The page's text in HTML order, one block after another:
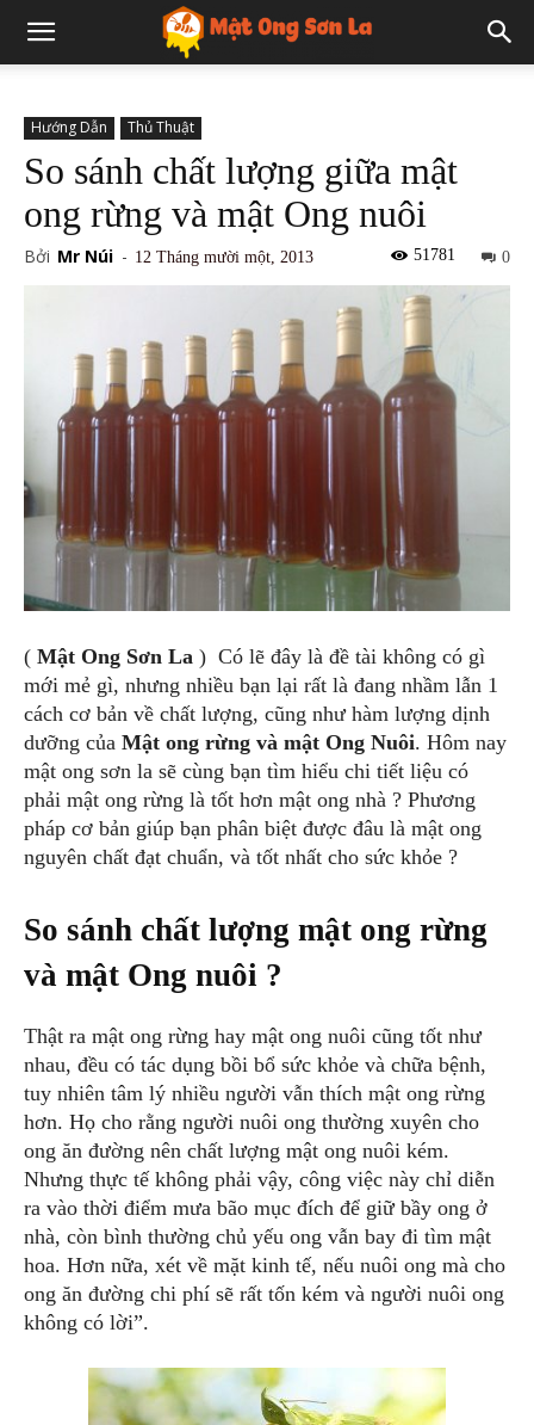
Hướng Dẫn Thủ Thuật
So sánh chất lượng giữa mật
ong rừng và mật Ong nuôi
Bởi Mr Núi - 12 Tháng mười một, 2013 0
51781
( Mật Ong Sơn La ) Có lẽ đây là đề tài không có gì
mới mẻ gì, nhưng nhiều bạn lại rất là đang nhầm lẫn 1
cách cơ bản về chất lượng, cũng như hàm lượng dịnh
dưỡng của Mật ong rừng và mật Ong Nuôi. Hôm nay
mật ong sơn la sẽ cùng bạn tìm hiểu chi tiết liệu có
phải mật ong rừng là tốt hơn mật ong nhà ? Phương
pháp cơ bản giúp bạn phân biệt được đâu là mật ong
nguyên chất đạt chuẩn, và tốt nhất cho sức khỏe ?
So sánh chất lượng mật ong rừng
và mật Ong nuôi ?
Thật ra mật ong rừng hay mật ong nuôi cũng tốt như
nhau, đều có tác dụng bồi bổ sức khỏe và chữa bệnh,
tuy nhiên tâm lý nhiều người vẫn thích mật ong rừng
hơn. Họ cho rằng người nuôi ong thường xuyên cho
ong ăn đường nên chất lượng mật ong nuôi kém.
Nhưng thực tế không phải vậy, công việc này chỉ diễn
ra vào thời điểm mưa bão mục đích để giữ bầy ong ở
nhà, còn bình thường chủ yếu ong vẫn bay đi tìm mật
hoa. Hơn nữa, xét về mặt kinh tế, nếu nuôi ong mà cho
ong ăn đường chi phí sẽ rất tốn kém và người nuôi ong
không có lời”.